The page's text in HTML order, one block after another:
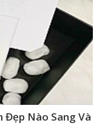
Đẹp Nào Sang Và